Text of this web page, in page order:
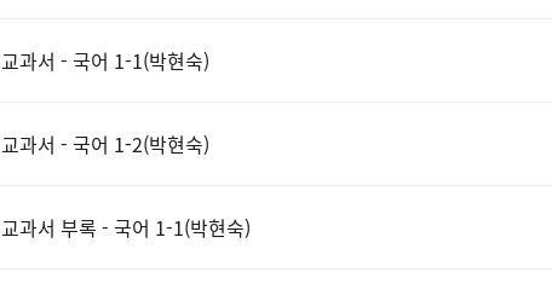
교과서 - 국어 1-1(박현숙)
교과서 - 국어 1-2(박현숙)
교과서 부록 - 국어 1-1(박현숙)